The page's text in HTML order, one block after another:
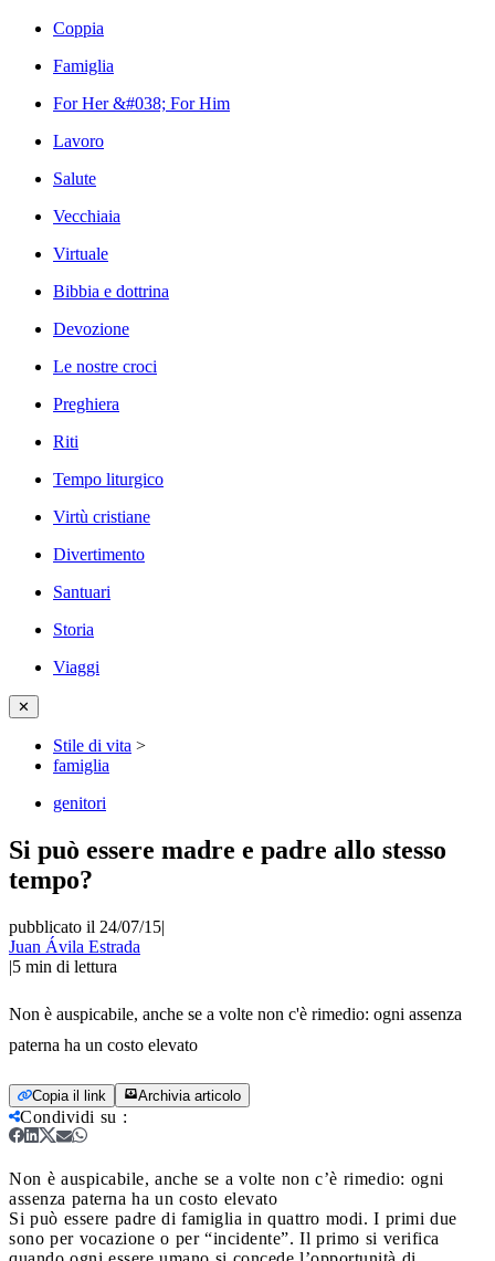
Coppia
Famiglia
For Her &#038; For Him
Lavoro
Salute
Vecchiaia
Virtuale
Bibbia e dottrina
Devozione
Le nostre croci
Preghiera
Riti
Tempo liturgico
Virtù cristiane
Divertimento
Santuari
Storia
Viaggi
✕
Stile di vita >
famiglia
genitori
Si può essere madre e padre allo stesso
tempo?
pubblicato il 24/07/15|
Juan Ávila Estrada
|5 min di lettura
Non è auspicabile, anche se a volte non c'è rimedio: ogni assenza
paterna ha un costo elevato
Copia il link Archivia articolo
Condividi su :
Non è auspicabile, anche se a volte non c’è rimedio: ogni
assenza paterna ha un costo elevato
Si può essere padre di famiglia in quattro modi. I primi due
sono per vocazione o per “incidente”. Il primo si verifica